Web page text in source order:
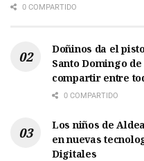
0 COMPARTIDO
Doñinos da el
Santo Domingo
compartir entre
0 COMPARTIDO
Los niños de
en nuevas
Digitales